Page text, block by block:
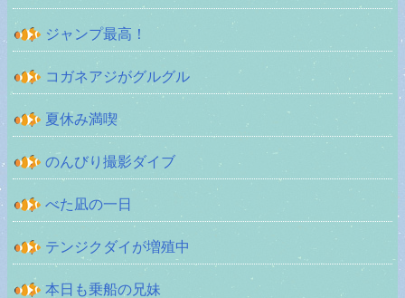
ジャンプ最高！
コガネアジがグルグル
夏休み満喫
のんびり撮影ダイブ
べた凪の一日
テンジクダイが増殖中
本日も乗船の兄妹